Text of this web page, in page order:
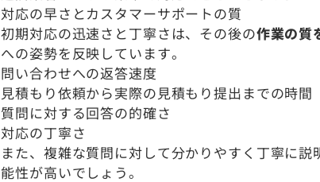
対応の早さとカスタマーサポートの質
初期対応の迅速さと丁寧さは、その後の作業の質
への姿勢を反映しています。
問い合わせへの返答速度
見積もり依頼から実際の見積もり提出までの時間
質問に対する回答の的確さ
対応の丁寧さ
また、複雑な質問に対して分かりやすく丁寧に
能性が高いでしょう。